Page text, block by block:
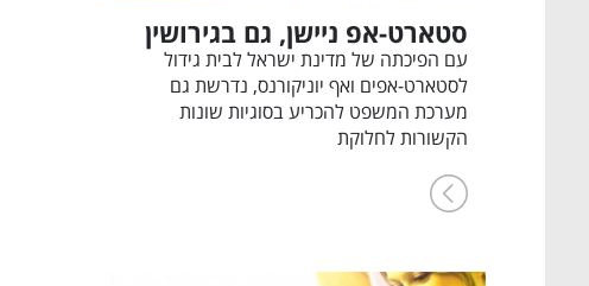
סטארט-אפ ניישן, גם בגירושין
עם הפיכתה של מדינת ישראל לבית גידול
לסטארט-אפים ואף יוניקורנס, נדרשת גם
מערכת המשפט להכריע בסוגיות שונות
הקשורות לחלוקת